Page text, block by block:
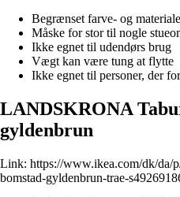
Begrænset farve- og
Måske for stor til nogle
Ikke egnet til udendørs brug
Vægt kan være tung at flytte
Ikke egnet til personer, der
LANDSKRONA
gyldenbrun
Link: https://www.ikea.com/dk/da/
bomstad-gyldenbrun-trae-